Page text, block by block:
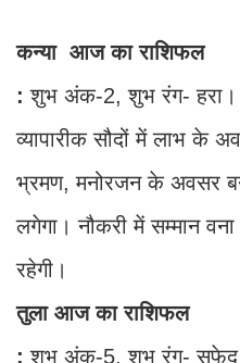
कन्या आज का राशिफल
:शुभ अंक-2, शुभ रंग- हरा।
व्यापारीक सौदों में लाभ के
भ्रमण, मनोरजन के अवसर
लगेगा। नौकरी में सम्मान
रहेगी।
तुला आज का राशिफल
:शुभ अंक-5, शुभ रंग- सफेद।